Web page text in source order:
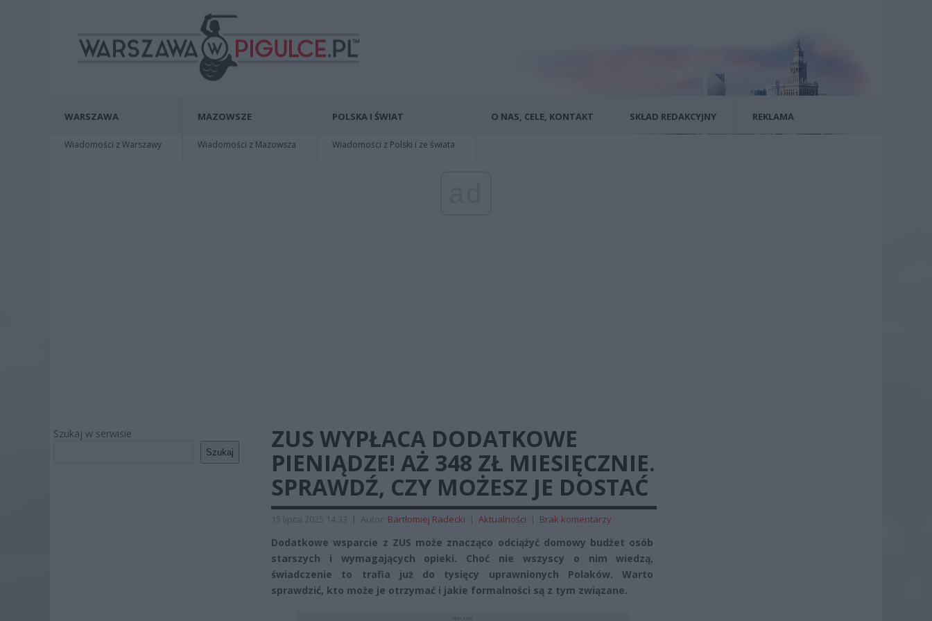
WARSZAWA
Wiadomości z Warszawy
MAZOWSZE
Wiadomości z Mazowsza
POLSKA I ŚWIAT
Wiadomości z Polski i ze świata
O NAS, CELE, KONTAKT SKŁAD REDAKCYJNY REKLAMA
Szukaj w serwisie
Szukaj
ZUS WYPŁACA DODATKOWE
PIENIĄDZE! AŻ 348 ZŁ MIESIĘCZNIE.
SPRAWDŹ, CZY MOŻESZ JE DOSTAĆ
15 lipca 2025 14:33 | Autor: Bartłomiej Radecki | Aktualności | Brak komentarzy
Dodatkowe wsparcie z ZUS może znacząco odciążyć domowy budżet osób
starszych i wymagających opieki. Choć nie wszyscy o nim wiedzą,
świadczenie to trafia już do tysięcy uprawnionych Polaków. Warto
sprawdzić, kto może je otrzymać i jakie formalności są z tym związane.